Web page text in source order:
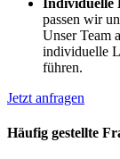
passen wir
Unser Team
individuelle
führen.
Jetzt anfragen
Häufig gestellte